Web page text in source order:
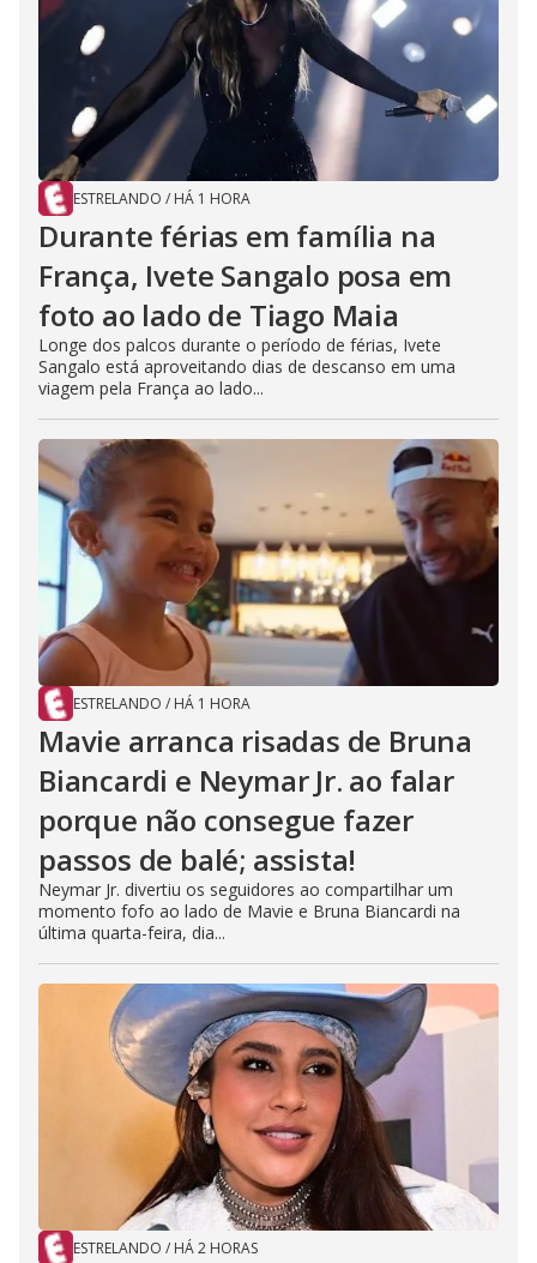
ESTRELANDO / HÁ 1 HORA
Durante férias em família na
França, Ivete Sangalo posa em
foto ao lado de Tiago Maia
Longe dos palcos durante o período de férias, Ivete
Sangalo está aproveitando dias de descanso em uma
viagem pela França ao lado...
ESTRELANDO / HÁ 1 HORA
Mavie arranca risadas de Bruna
Biancardi e Neymar Jr. ao falar
porque não consegue fazer
passos de balé; assista!
Neymar Jr. divertiu os seguidores ao compartilhar um
momento fofo ao lado de Mavie e Bruna Biancardi na
última quarta-feira, dia...
ESTRELANDO / HÁ 2 HORAS